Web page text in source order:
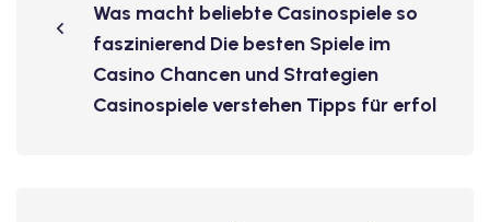
Was macht beliebte Casinospiele so
faszinierend Die besten Spiele im
Casino Chancen und Strategien
Casinospiele verstehen Tipps für erfol